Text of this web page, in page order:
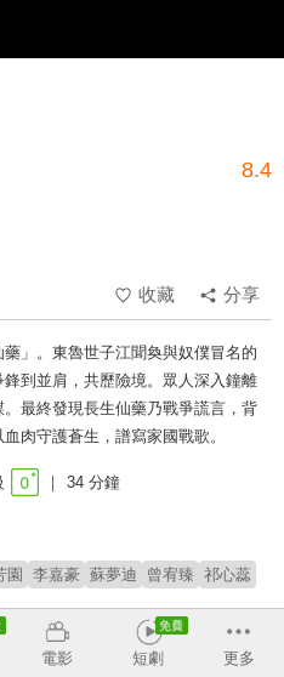
8.4
收藏 分享
」。東魯世子江聞奐與奴僕冒名的
到並肩，共歷險境。眾人深入鐘離
最終發現長生仙藥乃戰爭謊言，背
肉守護蒼生，譜寫家國戰歌。
34 分鐘
園 李嘉豪 蘇夢迪 曾宥臻 祁心蕊
電影 短劇 更多